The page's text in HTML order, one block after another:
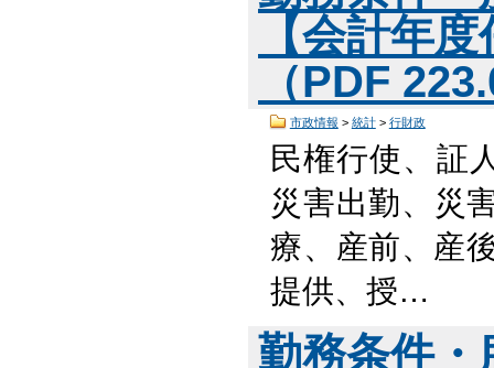
【会計年
（PDF
市政情報 > 統計> 行財政
民権行使、証
災害出勤、災
療、産前、産
提供、授…
勤務条件